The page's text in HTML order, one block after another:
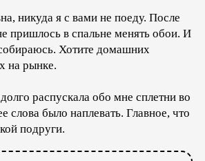
никуда я с вами не поеду. После
пришлось в спальне менять обои. И
Хотите домашних
на рынке.
распускала обо мне сплетни во
слова было наплевать. Главное, что
подруги.